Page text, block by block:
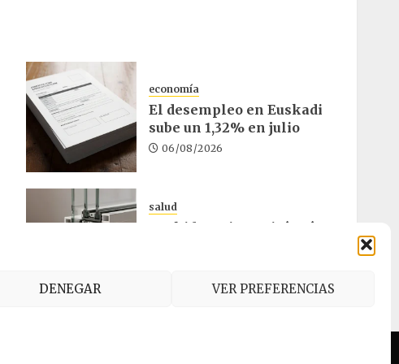
DENEGAR VER PREFERENCIAS
economía
El desempleo en Euskadi
sube un 1,32% en julio
06/08/2026
salud
Osakidetza invertirá más
05/08/2026